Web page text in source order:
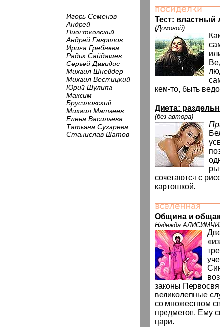
Игорь Семенов
Андрей
Пионтковский
Андрей Гаврилов
Ирина Гребнева
Радик Сайдашев
Сергей Давидис
Михаил Шнейдер
Михаил Вестицкий
Юрий Шулипа
Максим
Брусиловский
Михаил Матвеев
Елена Васильева
Татьяна Сухарева
Станислав Шатов
Тест: властный
(Домовой)
кем-то, быть
Диета:
(без автора)
сочетаются с
картошкой.
Община и общак
Надежда
законы
великолепные
со множеством
предметов. Ему
цари.